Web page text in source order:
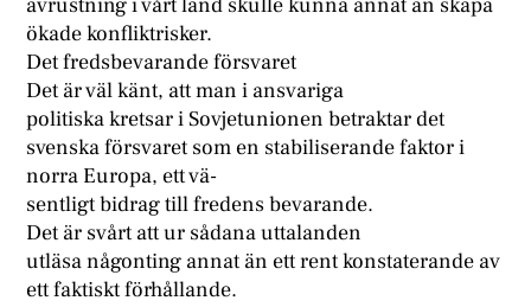
avrustning i vårt land skulle kunna annat än skapa
ökade konfliktrisker.
Det fredsbevarande försvaret
Det är väl känt, att man i ansvariga
politiska kretsar i Sovjetunionen betraktar det
svenska försvaret som en stabiliserande faktor i
norra Europa, ett vä-
sentligt bidrag till fredens bevarande.
Det är svårt att ur sådana uttalanden
utläsa någonting annat än ett rent konstaterande av
ett faktiskt förhållande.